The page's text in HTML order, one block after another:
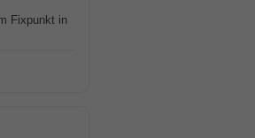
Fixpunkt in